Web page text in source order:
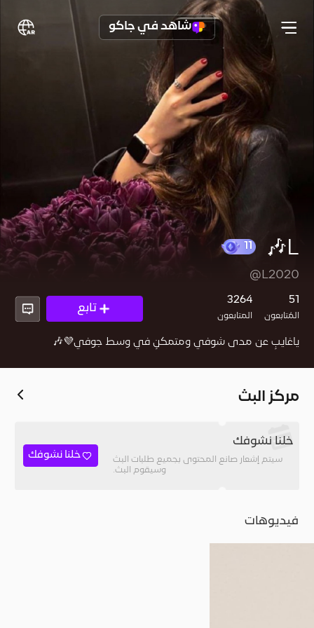
شاهد في جاكو
L🎶
@L2020
51
المُتابعون
3264
المتابعون
تابع
‏ياغايبٍ عن مدى شوفي ومتمكنٍ في وسط جوفي💜🎶
مركز البث
خلنا نشوفك
سيتم إشعار صانع المحتوى بجميع طلبات البث
وسيقوم البث.
خلنا نشوفك
فيديوهات